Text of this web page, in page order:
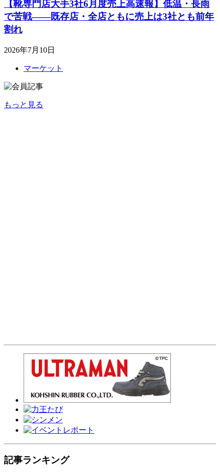
【靴専門店大手3社6月度売上高速報】低温・長雨
で苦戦――既存店・全店ともに売上は3社とも前年
割れ
2026年7月10日
マーケット
もっと見る
記事ランキング